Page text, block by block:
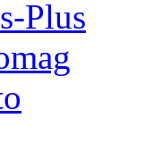
Plus